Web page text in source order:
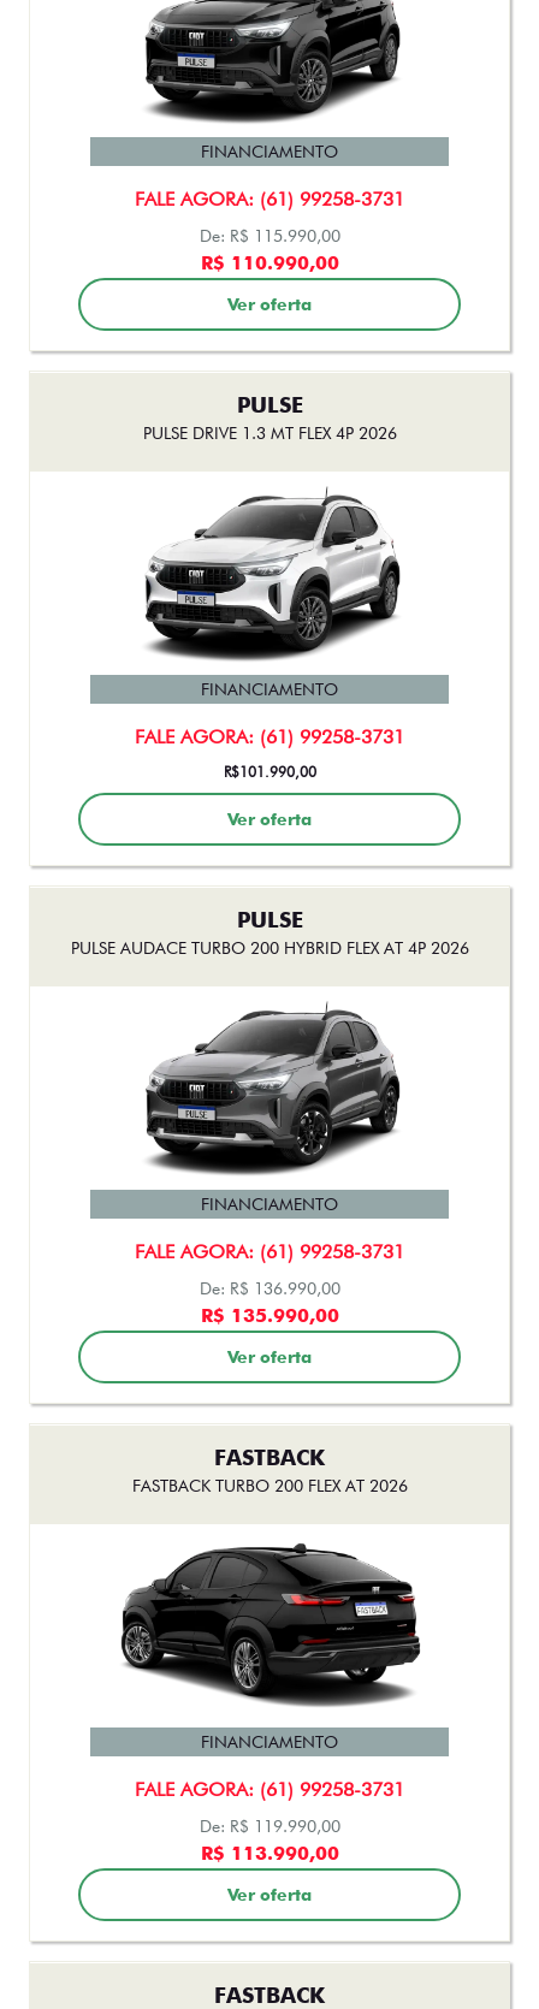
FALE AGORA: (61) 99258-3731
FINANCIAMENTO
De: R$ 115.990,00
R$ 110.990,00
Ver oferta
PULSE
PULSE DRIVE 1.3 MT FLEX 4P 2026
FALE AGORA: (61) 99258-3731
FINANCIAMENTO
R$101.990,00
Ver oferta
PULSE
PULSE AUDACE TURBO 200 HYBRID FLEX AT 4P 2026
FALE AGORA: (61) 99258-3731
FINANCIAMENTO
De: R$ 136.990,00
R$ 135.990,00
Ver oferta
FASTBACK
FASTBACK TURBO 200 FLEX AT 2026
FALE AGORA: (61) 99258-3731
FINANCIAMENTO
De: R$ 119.990,00
R$ 113.990,00
Ver oferta
FASTBACK